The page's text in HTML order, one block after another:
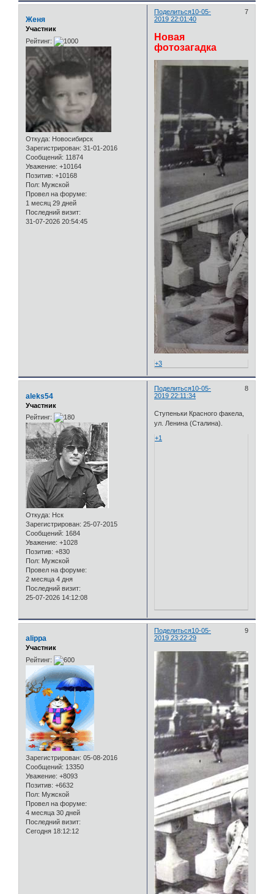
Поделиться 7
10-05-
2019 22:01:40
Женя
Участник
Рейтинг:
Откуда: Новосибирск
Зарегистрирован: 31-01-2016
Сообщений: 11874
Уважение: +10164
Позитив: +10168
Пол: Мужской
Провел на форуме:
1 месяц 29 дней
Последний визит:
31-07-2026 20:54:45
Новая
фотозагадка
+3
Поделиться 8
10-05-
2019 22:11:34
aleks54
Участник
Рейтинг:
Откуда: Нск
Зарегистрирован: 25-07-2015
Сообщений: 1684
Уважение: +1028
Позитив: +830
Пол: Мужской
Провел на форуме:
2 месяца 4 дня
Последний визит:
25-07-2026 14:12:08
Ступеньки Красного факела,
ул. Ленина (Сталина).
+1
Поделиться 9
10-05-
2019 23:22:29
alippa
Участник
Рейтинг:
Зарегистрирован: 05-08-2016
Сообщений: 13350
Уважение: +8093
Позитив: +6632
Пол: Мужской
Провел на форуме:
4 месяца 30 дней
Последний визит:
Сегодня 18:12:12